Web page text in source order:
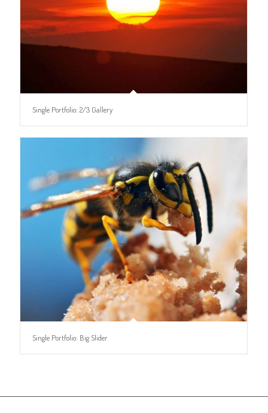
Single Portfolio: 2/3 Gallery
Single Portfolio: Big Slider